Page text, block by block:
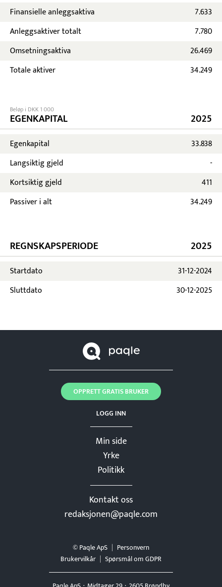
Finansielle anleggsaktiva
7.633
Anleggsaktiver totalt
7.780
Omsetningsaktiva
26.469
Totale aktiver
34.249
Beløp i DKK 1 000
EGENKAPITAL 2025
Egenkapital
33.838
Langsiktig gjeld
-
Kortsiktig gjeld
411
Passiver i alt
34.249
REGNSKAPSPERIODE 2025
Startdato
31-12-2024
Sluttdato
30-12-2025
Min side
Yrke
Politikk
Kontakt oss
redaksjonen@paqle.com
LOGG INN
OPPRETT GRATIS BRUKER
© Paqle ApS
Personvern
Brukervilkår
Spørsmål om GDPR